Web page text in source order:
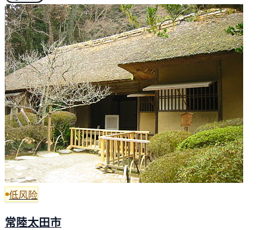
低风险
常陸太田市